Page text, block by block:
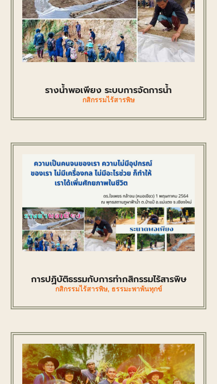
รางน้ำพอเพียง ระบบการจัดการน้ำ
กสิกรรมไร้สารพิษ
การปฏิบัติธรรมกับการทำกสิกรรมไร้สารพิษ
กสิกรรมไร้สารพิษ, ธรรมะพาพ้นทุกข์